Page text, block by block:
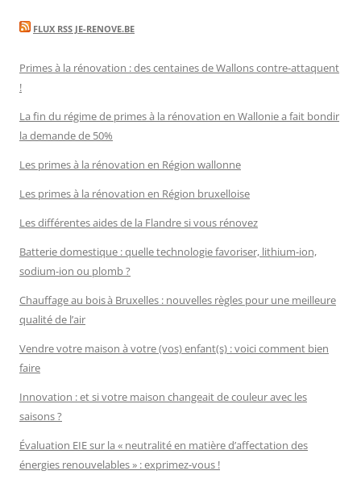
FLUX RSS JE-RENOVE.BE
Primes à la rénovation : des centaines de Wallons contre-attaquent
!
La fin du régime de primes à la rénovation en Wallonie a fait bondir
la demande de 50%
Les primes à la rénovation en Région wallonne
Les primes à la rénovation en Région bruxelloise
Les différentes aides de la Flandre si vous rénovez
Batterie domestique : quelle technologie favoriser, lithium-ion,
sodium-ion ou plomb ?
Chauffage au bois à Bruxelles : nouvelles règles pour une meilleure
qualité de l’air
Vendre votre maison à votre (vos) enfant(s) : voici comment bien
faire
Innovation : et si votre maison changeait de couleur avec les
saisons ?
Évaluation EIE sur la « neutralité en matière d’affectation des
énergies renouvelables » : exprimez-vous !